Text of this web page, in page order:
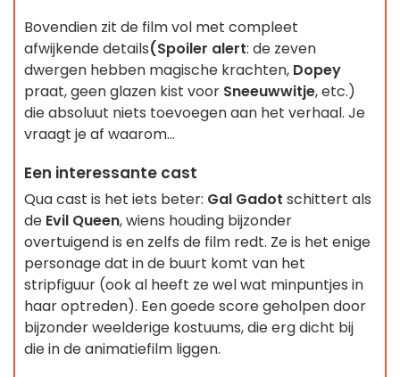
Bovendien zit de film vol met compleet
afwijkende details(Spoiler alert: de zeven
dwergen hebben magische krachten, Dopey
praat, geen glazen kist voor Sneeuwwitje, etc.)
die absoluut niets toevoegen aan het verhaal. Je
vraagt je af waarom...
Een interessante cast
Qua cast is het iets beter: Gal Gadot schittert als
de Evil Queen, wiens houding bijzonder
overtuigend is en zelfs de film redt. Ze is het enige
personage dat in de buurt komt van het
stripfiguur (ook al heeft ze wel wat minpuntjes in
haar optreden). Een goede score geholpen door
bijzonder weelderige kostuums, die erg dicht bij
die in de animatiefilm liggen.